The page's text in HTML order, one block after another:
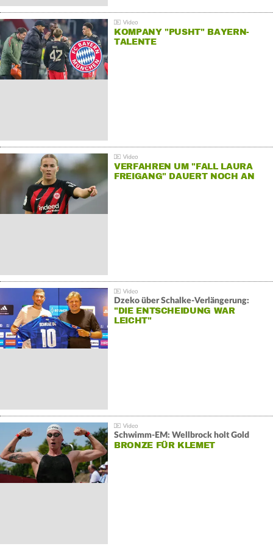
KOMPANY "PUSHT" BAYERN-
TALENTE
VERFAHREN UM "FALL LAURA
FREIGANG" DAUERT NOCH AN
Dzeko über Schalke-Verlängerung:
"DIE ENTSCHEIDUNG WAR
LEICHT"
Schwimm-EM: Wellbrock holt Gold
BRONZE FÜR KLEMET